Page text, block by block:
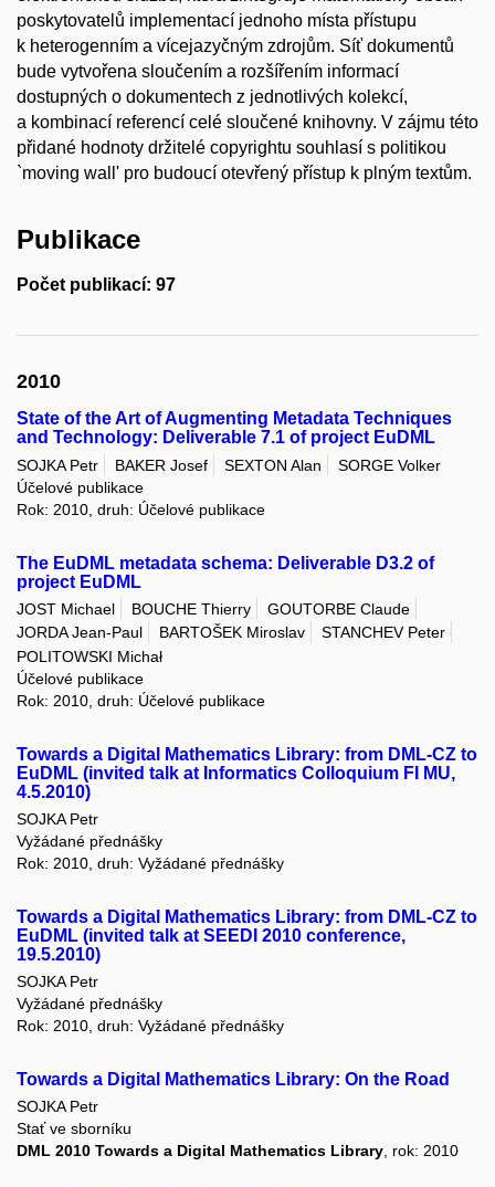
poskytovatelů implementací jednoho místa přístupu
k heterogenním a vícejazyčným zdrojům. Síť dokumentů
bude vytvořena sloučením a rozšířením informací
dostupných o dokumentech z jednotlivých kolekcí,
a kombinací referencí celé sloučené knihovny. V zájmu této
přidané hodnoty držitelé copyrightu souhlasí s politikou
`moving wall' pro budoucí otevřený přístup k plným textům.
Publikace
Počet publikací: 97
2010
State of the Art of Augmenting Metadata Techniques
and Technology: Deliverable 7.1 of project EuDML
SOJKA Petr BAKER Josef SEXTON Alan
SORGE Volker
Účelové publikace
Rok: 2010, druh: Účelové publikace
The EuDML metadata schema: Deliverable D3.2 of
project EuDML
JOST Michael BOUCHE Thierry
GOUTORBE Claude
JORDA Jean-Paul
BARTOŠEK Miroslav
STANCHEV Peter
POLITOWSKI Michał
Účelové publikace
Rok: 2010, druh: Účelové publikace
Towards a Digital Mathematics Library: from DML-CZ to
EuDML (invited talk at Informatics Colloquium FI MU,
4.5.2010)
SOJKA Petr
Vyžádané přednášky
Rok: 2010, druh: Vyžádané přednášky
Towards a Digital Mathematics Library: from DML-CZ to
EuDML (invited talk at SEEDI 2010 conference,
19.5.2010)
SOJKA Petr
Vyžádané přednášky
Rok: 2010, druh: Vyžádané přednášky
Towards a Digital Mathematics Library: On the Road
SOJKA Petr
Stať ve sborníku
DML 2010 Towards a Digital Mathematics Library, rok: 2010